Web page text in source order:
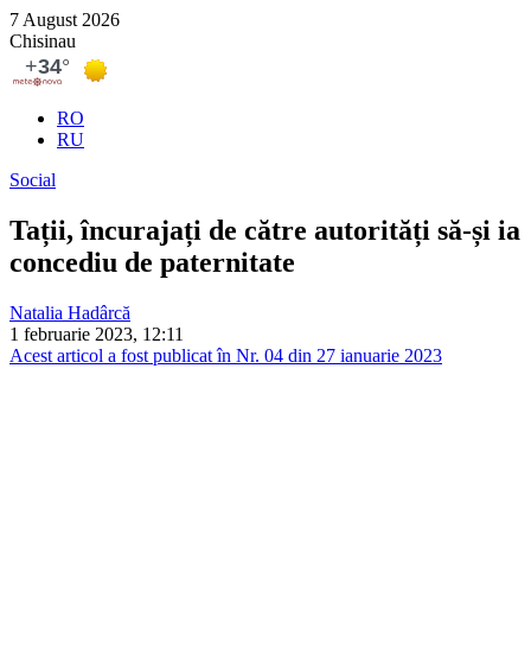
7 August 2026
Chisinau
RO
RU
Social
Tații, încurajați de către autorități să-și ia
concediu de paternitate
Natalia Hadârcă
1 februarie 2023, 12:11
Acest articol a fost publicat în Nr. 04 din 27 ianuarie 2023